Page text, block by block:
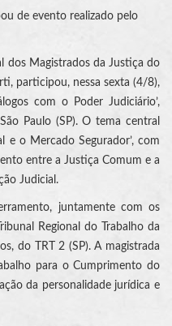
de evento realizado pelo
dos Magistrados da Justiça do
participou, nessa sexta (4/8),
com o Poder Judiciário’,
Paulo (SP). O tema central
e o Mercado Segurador’, com
entre a Justiça Comum e a
Judicial.
juntamente com os
Regional do Trabalho da
do TRT 2 (SP). A magistrada
para o Cumprimento do
da personalidade jurídica e